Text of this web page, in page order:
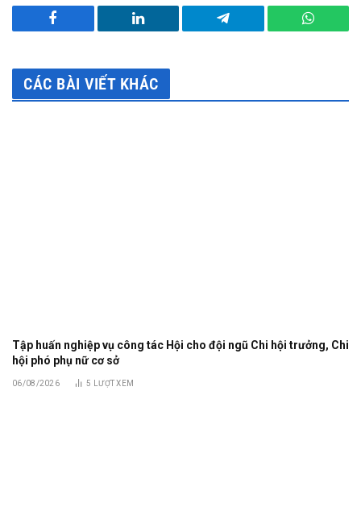
Facebook LinkedIn Telegram
CÁC BÀI VIẾT KHÁC
Tập huấn nghiệp vụ công tác Hội cho đội ngũ Chi hội trưởng, Chi
hội phó phụ nữ cơ sở
06/08/2026 5 LƯỢT XEM